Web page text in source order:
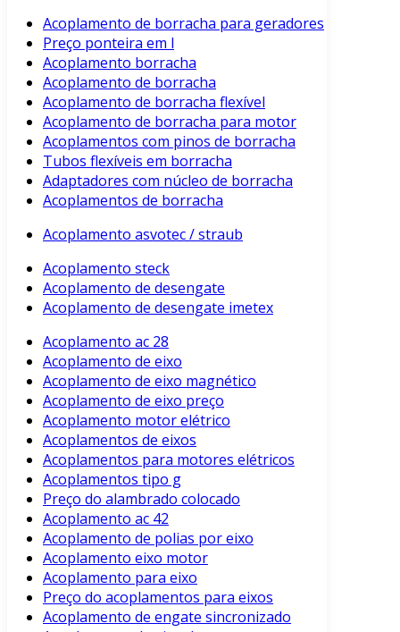
Acoplamento de borracha para geradores
Preço ponteira em l
Acoplamento borracha
Acoplamento de borracha
Acoplamento de borracha flexível
Acoplamento de borracha para motor
Acoplamentos com pinos de borracha
Tubos flexíveis em borracha
Adaptadores com núcleo de borracha
Acoplamentos de borracha
Acoplamento asvotec / straub
Acoplamento steck
Acoplamento de desengate
Acoplamento de desengate imetex
Acoplamento ac 28
Acoplamento de eixo
Acoplamento de eixo magnético
Acoplamento de eixo preço
Acoplamento motor elétrico
Acoplamentos de eixos
Acoplamentos para motores elétricos
Acoplamentos tipo g
Preço do alambrado colocado
Acoplamento ac 42
Acoplamento de polias por eixo
Acoplamento eixo motor
Acoplamento para eixo
Preço do acoplamentos para eixos
Acoplamento de engate sincronizado